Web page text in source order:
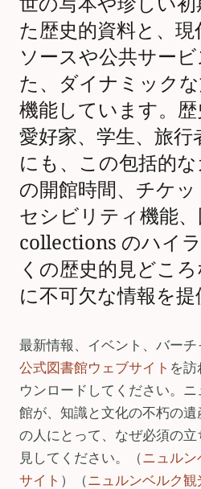
た歴史的資料と、
ソースや公共サー
た、ダイナミック
機能しています。
愛好家、学生、旅
にも、この包括的
の開館時間、チケ
セシビリティ機能
collections のハイ
くの歴史的見どこ
に不可欠な情報を提
最新情報、イベント、バーチ
公式図書館ウェブサイト を
ウンロードしてください。
館が、知識と文化の不朽の
の人にとって、なぜ必須の
見してください。（ニュル
サイト ）（ニュルンベルク観